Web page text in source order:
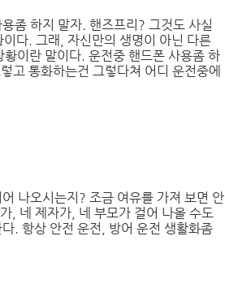
좀 하지 말자. 핸즈프리? 그것도 사실
다. 그래, 자신만의 생명이 아닌 다른
이란 말이다. 운전중 핸드폰 사용좀 하
고 통화하는건 그렇다쳐 어디 운전중에
나오시는지? 조금 여유를 가져 보면 안
, 네 제자가, 네 부모가 걸어 나올 수도
. 항상 안전 운전, 방어 운전 생활화좀